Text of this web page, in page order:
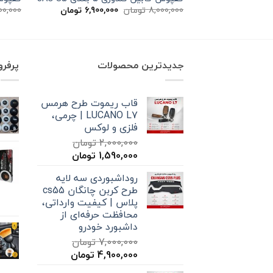
8,000,000 تومان قیمت
اصلی
6,900,000 تومان
جدیدترین محصولات
قاب ریموت طرح هرمس
LUCANO L7 | چرمی،
فلزی و لوکس
2,000,000تومان
قیمت
2,000,000 تومان
بود.
1,590,000 تومان
1,590,000 تومان
است.
روداشبوردی سه‌ لایه
طرح کربن چانگان cs55
پلاس | کیفیت وارداتی،
محافظت حرفه‌ای از
داشبورد خودرو
7,000,000تومان
قیمت
4,900,000 تومان